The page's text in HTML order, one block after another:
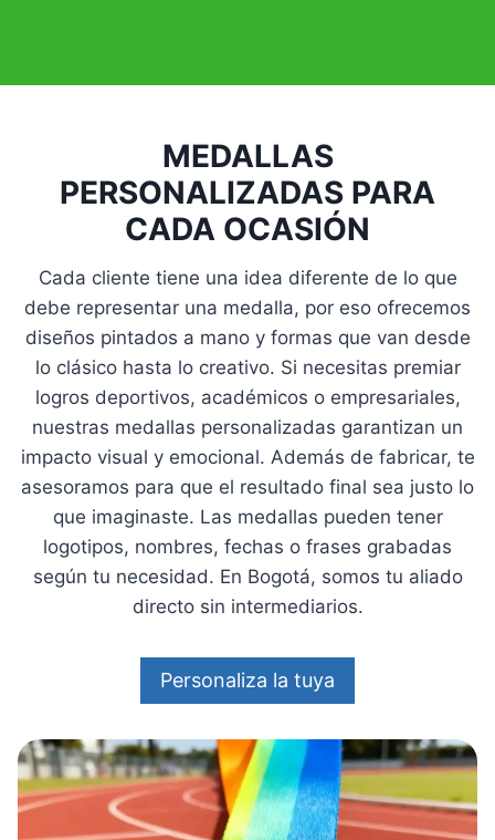
MEDALLAS
PERSONALIZADAS PARA
CADA OCASIÓN
Cada cliente tiene una idea diferente de lo que
debe representar una medalla, por eso ofrecemos
diseños pintados a mano y formas que van desde
lo clásico hasta lo creativo. Si necesitas premiar
logros deportivos, académicos o empresariales,
nuestras medallas personalizadas garantizan un
impacto visual y emocional. Además de fabricar, te
asesoramos para que el resultado final sea justo lo
que imaginaste. Las medallas pueden tener
logotipos, nombres, fechas o frases grabadas
según tu necesidad. En Bogotá, somos tu aliado
directo sin intermediarios.
Personaliza la tuya